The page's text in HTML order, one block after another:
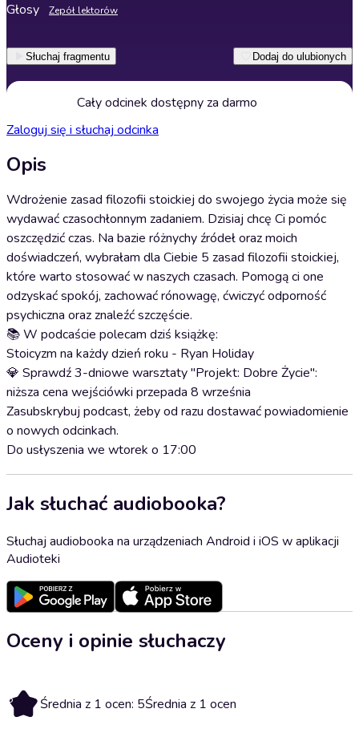
Głosy Zepół lektorów
Słuchaj fragmentu Dodaj do ulubionych
Cały odcinek dostępny za darmo
Zaloguj się i słuchaj odcinka
Opis
Wdrożenie zasad filozofii stoickiej do swojego życia może się
wydawać czasochłonnym zadaniem. Dzisiaj chcę Ci pomóc
oszczędzić czas. Na bazie różnychy źródeł oraz moich
doświadczeń, wybrałam dla Ciebie 5 zasad filozofii stoickiej,
które warto stosować w naszych czasach. Pomogą ci one
odzyskać spokój, zachować rónowagę, ćwiczyć odporność
psychiczna oraz znaleźć szczęście.
📚 W podcaście polecam dziś książkę:
Stoicyzm na każdy dzień roku - Ryan Holiday
💎 Sprawdź 3-dniowe warsztaty "Projekt: Dobre Życie":
niższa cena wejściówki przepada 8 września
Zasubskrybuj podcast, żeby od razu dostawać powiadomienie
o nowych odcinkach.
Do usłyszenia we wtorek o 17:00
Jak słuchać audiobooka?
Słuchaj audiobooka na urządzeniach Android i iOS w aplikacji
Audioteki
Oceny i opinie słuchaczy
5 Średnia z 1 ocen: 5Średnia z 1 ocen